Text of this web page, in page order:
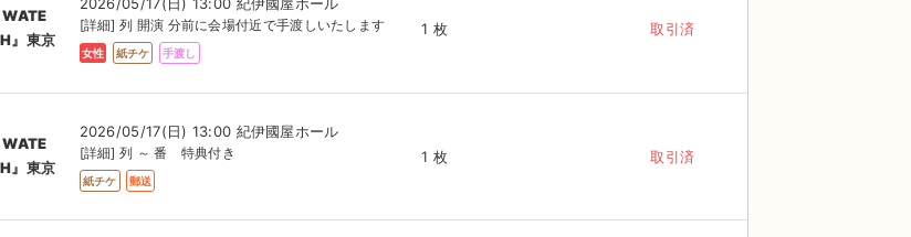
』東京
2026/05/17(日) 13:00 紀伊國屋ホール
[詳細] 列 開演 分前に会場付近で手渡しいたします
女性 紙チケ 手渡し
1 枚 取引済
』東京
2026/05/17(日) 13:00 紀伊國屋ホール
[詳細] 列 ～ 番 特典付き
紙チケ 郵送
1 枚 取引済